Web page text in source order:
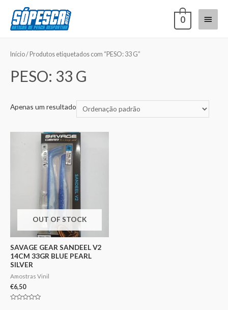
0
Início/ Produtos etiquetados com “PESO: 33 G”
PESO: 33 G
Apenas um resultado
OUT OF STOCK
SAVAGE GEAR SANDEEL V2
14CM 33GR BLUE PEARL
SILVER
Amostras Vinil
€6,50